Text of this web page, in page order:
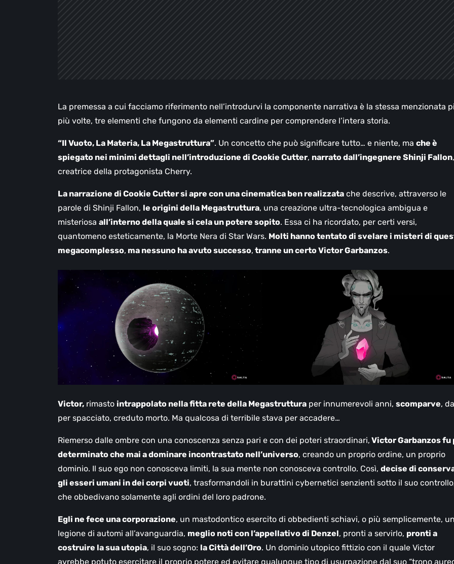
La premessa a cui facciamo riferimento nell’introdurvi la componente narrativa è la stessa menzionata
più volte, tre elementi che fungono da elementi cardine per comprendere l’intera storia.
“Il Vuoto, La Materia, La Megastruttura”. Un concetto che può significare tutto… e niente, ma che è
spiegato nei minimi dettagli nell’introduzione di Cookie Cutter, narrato dall’ingegnere Shinji Fallon
creatrice della protagonista Cherry.
La narrazione di Cookie Cutter si apre con una cinematica ben realizzata che descrive, attraverso le
parole di Shinji Fallon, le origini della Megastruttura, una creazione ultra-tecnologica ambigua e
misteriosa all’interno della quale si cela un potere sopito. Essa ci ha ricordato, per certi versi,
quantomeno esteticamente, la Morte Nera di Star Wars. Molti hanno tentato di svelare i misteri di
megacomplesso, ma nessuno ha avuto successo, tranne un certo Victor Garbanzos.
Victor, rimasto intrappolato nella fitta rete della Megastruttura per innumerevoli anni, scomparve,
per spacciato, creduto morto. Ma qualcosa di terribile stava per accadere…
Riemerso dalle ombre con una conoscenza senza pari e con dei poteri straordinari, Victor Garbanzos fu
determinato che mai a dominare incontrastato nell’universo, creando un proprio ordine, un proprio
dominio. Il suo ego non conosceva limiti, la sua mente non conosceva controllo. Così, decise di
gli esseri umani in dei corpi vuoti, trasformandoli in burattini cybernetici senzienti sotto il suo
che obbedivano solamente agli ordini del loro padrone.
Egli ne fece una corporazione, un mastodontico esercito di obbedienti schiavi, o più semplicemente,
legione di automi all’avanguardia, meglio noti con l’appellativo di Denzel, pronti a servirlo, pronti a
costruire la sua utopia, il suo sogno: la Città dell’Oro. Un dominio utopico fittizio con il quale Victor
avrebbe potuto esercitare il proprio potere ed evitare qualunque tipo di usurpazione dal suo “trono